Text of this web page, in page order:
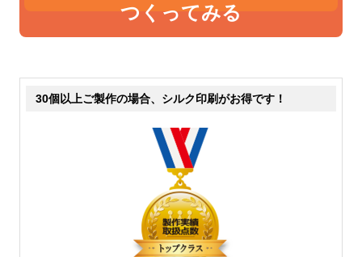
表現が難しいのですが、薄手
の中では、厚手です。透け具
合もだいぶ気にならないレベ
ルです。たたんだりできる厚
若干透けますが、中身が見え
るということは無いと思って
大丈夫です。ここから中厚手
になり、しっかりとした雰囲
気がありながらも、柔らかさ
さになります。
つくってみる
30個以上ご製作の場合、シルク印刷がお得です！